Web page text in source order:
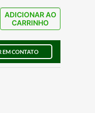
ADICIONAR AO
CARRINHO
EM CONTATO